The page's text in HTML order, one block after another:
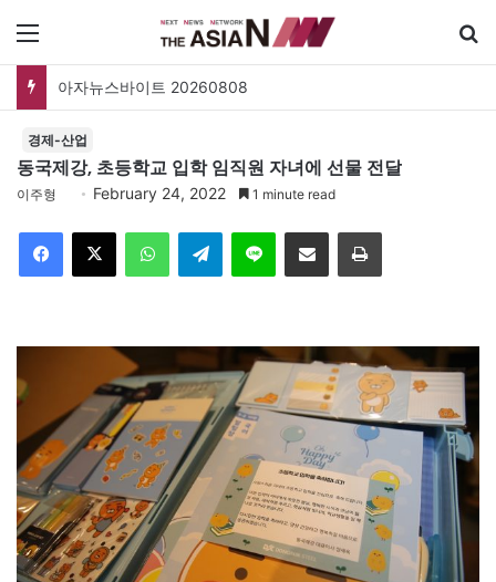
아자뉴스바이트 20260808
경제-산업
동국제강, 초등학교 입학 임직원 자녀에 선물 전달
이주형 February 24, 2022 1 minute read
Telegram 이메일